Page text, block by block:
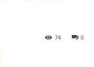
0
74